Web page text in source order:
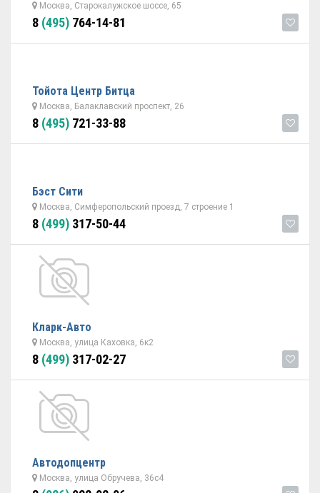
Москва, Старокалужское шоссе, 65
8 (495) 764-14-81
Тойота Центр Битца
Москва, Балаклавский проспект, 26
8 (495) 721-33-88
Бэст Сити
Москва, Симферопольский проезд, 7 строение 1
8 (499) 317-50-44
Кларк-Авто
Москва, улица Каховка, 6к2
8 (499) 317-02-27
Автодопцентр
Москва, улица Обручева, 36с4